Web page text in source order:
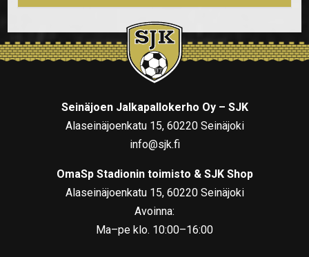
Seinäjoen Jalkapallokerho Oy – SJK
Alaseinäjoenkatu 15, 60220 Seinäjoki
info@sjk.fi
OmaSp Stadionin toimisto & SJK Shop
Alaseinäjoenkatu 15, 60220 Seinäjoki
Avoinna:
Ma–pe klo. 10:00–16:00